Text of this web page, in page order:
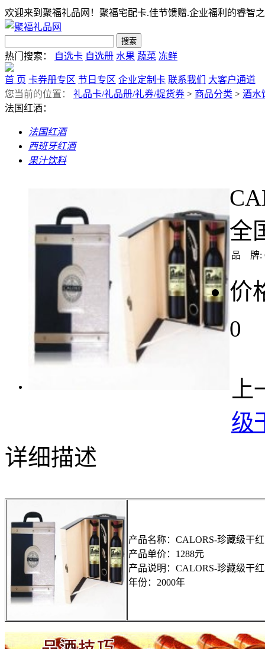
欢迎来到聚福礼品网！聚福宅配卡.佳节馈赠.企业福利的睿智
热门搜索： 自选卡 自选册 水果 蔬菜 冻鲜
首 页 卡券册专区 节日专区 企业定制卡 联系我们
大客户通道
您当前的位置：
礼品卡/礼品册/礼券/提货券 > 商品分类 > 酒水
法国红酒：
法国红酒
西班牙红酒
果汁饮料
全
品 牌:
价
0
上
级
详细描述
产品名称：CALORS-珍藏级干红
产品单价：1288元
产品说明：CALORS-珍藏级干
年份：2000年